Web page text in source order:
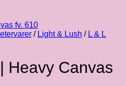
/ Light & Lush / L & L
Heavy Canvas